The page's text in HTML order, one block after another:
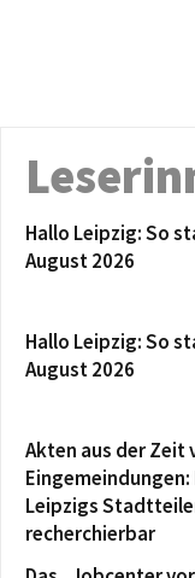
Hallo Leipzig: So
August 2026
Hallo Leipzig: So
August 2026
Akten aus der Zeit
Leipzigs
recherchierbar